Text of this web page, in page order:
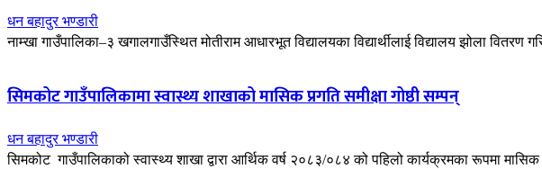
धन बहादुर भण्डारी
नाम्खा गाउँपालिका–३ खगालगाउँस्थित मोतीराम आधारभूत विद्यालयका विद्यार्थीलाई विद्यालय झोला
सिमकोट गाउँपालिकामा स्वास्थ्य शाखाको मासिक प्रगति समीक्षा गोष्ठी सम्पन्
धन बहादुर भण्डारी
सिमकोट गाउँपालिकाको स्वास्थ्य शाखा द्वारा आर्थिक वर्ष २०८३/०८४ को पहिलो कार्यक्रमका रूपमा